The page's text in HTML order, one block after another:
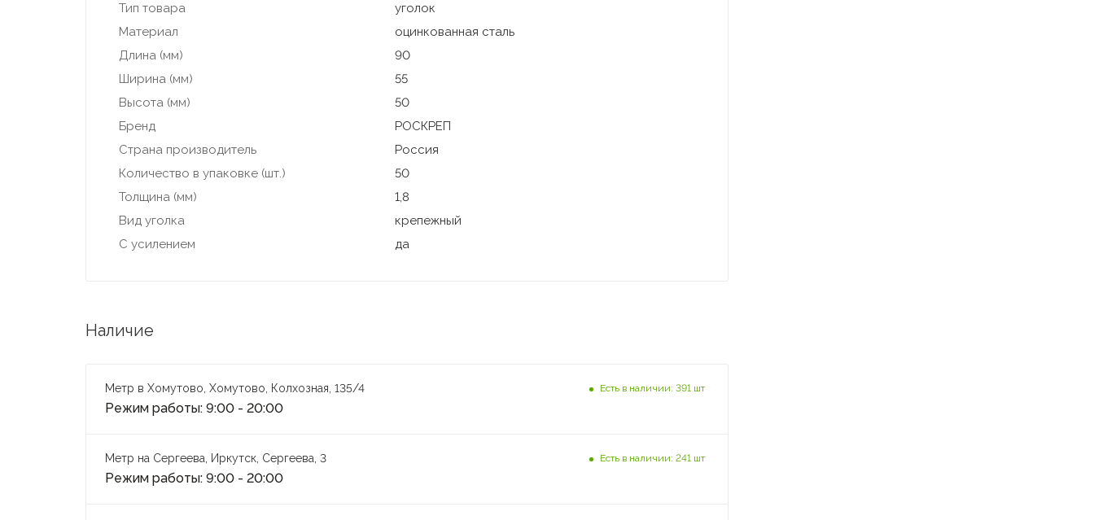
Тип товара
уголок
Материал
оцинкованная сталь
Длина (мм)
90
Ширина (мм)
55
Высота (мм)
50
Бренд
РОСКРЕП
Страна производитель
Россия
Количество в упаковке (шт.)
50
Толщина (мм)
1,8
Вид уголка
крепежный
С усилением
да
Наличие
Метр в Хомутово, Хомутово, Колхозная, 135/4
Режим работы: 9:00 - 20:00
Есть в наличии: 391 шт
Метр на Сергеева, Иркутск, Сергеева, 3
Режим работы: 9:00 - 20:00
Есть в наличии: 241 шт